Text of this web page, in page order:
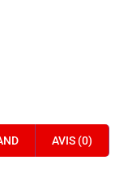
AVIS (0)